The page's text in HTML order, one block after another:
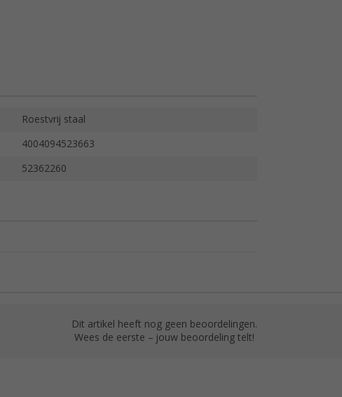
Roestvrij staal
4004094523663
52362260
Dit artikel heeft nog geen beoordelingen.
Wees de eerste – jouw beoordeling telt!